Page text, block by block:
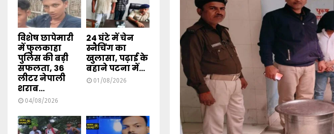
विशेष छापेमारी
में फुलकाहा
पुलिस की बड़ी
सफलता, 36
लीटर नेपाली
शराब...
04/08/2026
24 घंटे में चेन
स्नैचिंग का
खुलासा, पढ़ाई के
बहाने पटना में...
01/08/2026